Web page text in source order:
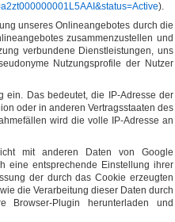
).
unseres Onlineangebotes durch die
zusammenzustellen und
verbundene Dienstleistungen, uns
Nutzungsprofile der Nutzer
ein. Das bedeutet, die IP-Adresse der
oder in anderen Vertragsstaaten des
wird die volle IP-Adresse an
mit anderen Daten von Google
eine entsprechende Einstellung ihrer
der durch das Cookie erzeugten
die Verarbeitung dieser Daten durch
Plugin herunterladen und